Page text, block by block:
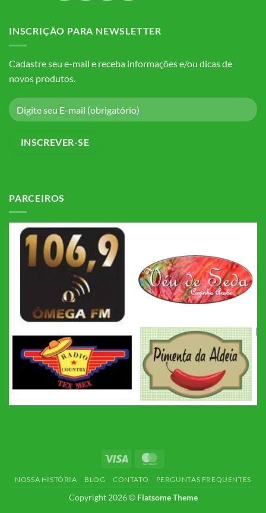
INSCRIÇÃO PARA NEWSLETTER
Cadastre seu e-mail e receba informações e/ou dicas de
novos produtos.
PARCEIROS
Visa
NOSSA HISTÓRIA BLOG CONTATO PERGUNTAS FREQUENTES
Copyright 2026 © Flatsome Theme